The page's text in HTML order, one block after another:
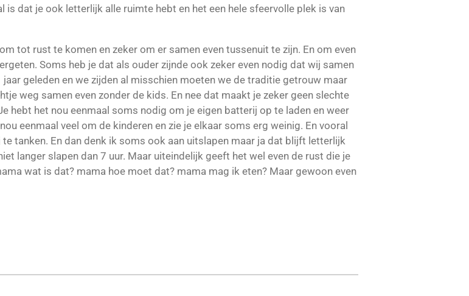
dat je ook letterlijk alle ruimte hebt en het een hele sfeervolle plek is van
tot rust te komen en zeker om er samen even tussenuit te zijn. En om even
Soms heb je dat als ouder zijnde ook zeker even nodig dat wij samen
geleden en we zijden al misschien moeten we de traditie getrouw maar
weg samen even zonder de kids. En nee dat maakt je zeker geen slechte
hebt het nou eenmaal soms nodig om je eigen batterij op te laden en weer
eenmaal veel om de kinderen en zie je elkaar soms erg weinig. En vooral
tanken. En dan denk ik soms ook aan uitslapen maar ja dat blijft letterlijk
langer slapen dan 7 uur. Maar uiteindelijk geeft het wel even de rust die je
wat is dat? mama hoe moet dat? mama mag ik eten? Maar gewoon even